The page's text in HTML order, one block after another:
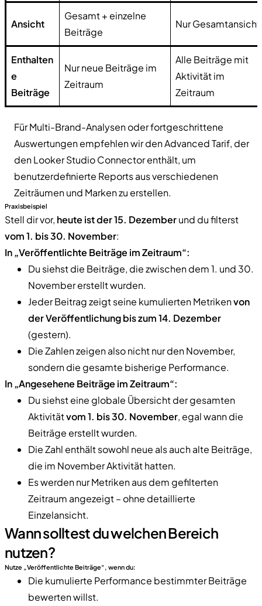
Ansicht
Gesamt + einzelne
Beiträge
Nur Gesamtansicht
Enthalten
e
Beiträge
Nur neue Beiträge im
Zeitraum
Alle Beiträge mit
Aktivität im
Zeitraum
Für Multi-Brand-Analysen oder fortgeschrittene
Auswertungen empfehlen wir den Advanced Tarif, der
den Looker Studio Connector enthält, um
benutzerdefinierte Reports aus verschiedenen
Zeiträumen und Marken zu erstellen.
Praxisbeispiel
Stell dir vor, heute ist der 15. Dezemberund du filterst
vom 1. bis 30. November:
In „Veröffentlichte Beiträge im Zeitraum“:
Du siehst die Beiträge, die zwischen dem 1. und 30.
November erstellt wurden.
Jeder Beitrag zeigt seine kumulierten Metrikenvon
der Veröffentlichung bis zum 14. Dezember
(gestern).
Die Zahlen zeigen also nicht nur den November,
sondern die gesamte bisherige Performance.
In „Angesehene Beiträge im Zeitraum“:
Du siehst eine globale Übersicht der gesamten
Aktivitätvom 1. bis 30. November, egal wann die
Beiträge erstellt wurden.
Die Zahl enthält sowohl neue als auch alte Beiträge,
die im November Aktivität hatten.
Es werden nur Metriken aus dem gefilterten
Zeitraum angezeigt – ohne detaillierte
Einzelansicht.
Wann solltest du welchen Bereich
nutzen?
Nutze „Veröffentlichte Beiträge“, wenn du:
Die kumulierte Performance bestimmter Beiträge
bewerten willst.